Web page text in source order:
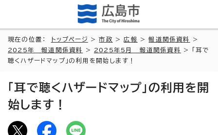
現在の位置： トップページ >市政 >広報 >報道関係資料
>
2025年 報道関係資料
> 2025年5月 報道関係資料
> 「耳で
聴くハザードマップ」の利用を開始します！
「耳で聴くハザードマップ」の利用を開
始します！